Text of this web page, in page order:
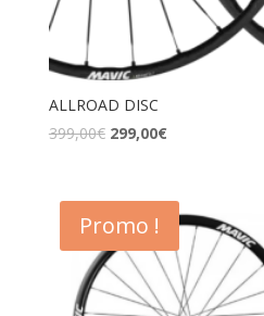
ALLROAD DISC
399,00€ 299,00€
Promo !